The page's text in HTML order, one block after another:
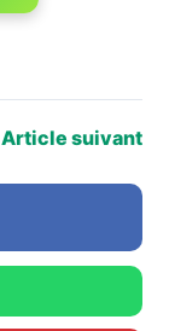
Article suivant